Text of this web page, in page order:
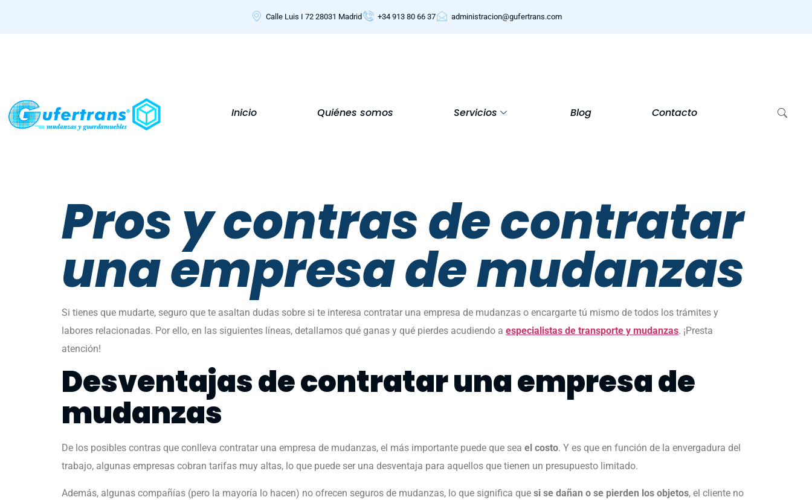
Calle Luis I 72 28031 Madrid +34 913 80 66 37 administracion@gufertrans.com
Inicio Quiénes somos Servicios Blog Contacto
Pros y contras de contratar
una empresa de mudanzas
Si tienes que mudarte, seguro que te asaltan dudas sobre si te interesa contratar una empresa de mudanzas o encargarte tú mismo de todos los trámites y
labores relacionadas. Por ello, en las siguientes líneas, detallamos qué ganas y qué pierdes acudiendo a especialistas de transporte y mudanzas. ¡Presta
atención!
Desventajas de contratar una empresa de
mudanzas
De los posibles contras que conlleva contratar una empresa de mudanzas, el más importante puede que sea el costo. Y es que en función de la envergadura del
trabajo, algunas empresas cobran tarifas muy altas, lo que puede ser una desventaja para aquellos que tienen un presupuesto limitado.
Además, algunas compañías (pero la mayoría lo hacen) no ofrecen seguros de mudanzas, lo que significa que si se dañan o se pierden los objetos, el cliente no